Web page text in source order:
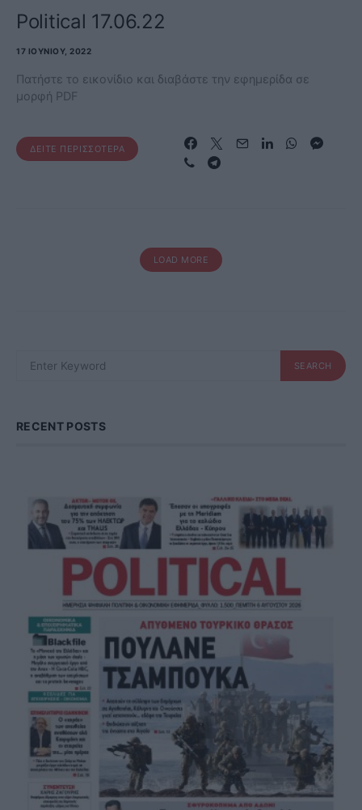
Political 17.06.22
17 ΙΟΥΝΊΟΥ, 2022
Πατήστε το εικονίδιο και διαβάστε την εφημερίδα σε
μορφή PDF
ΔΕΊΤΕ ΠΕΡΙΣΣΌΤΕΡΑ
LOAD MORE
FOR:
SEARCH
RECENT POSTS